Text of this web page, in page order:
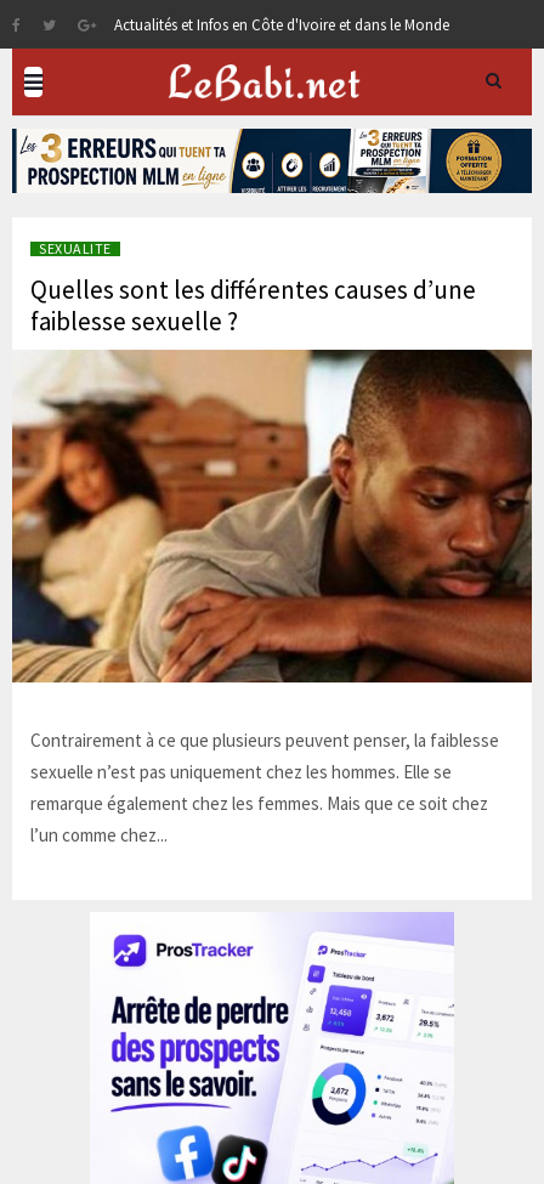
Actualités et Infos en Côte d'Ivoire et dans le Monde
SEXUALITE
Quelles sont les différentes causes d’une
faiblesse sexuelle ?
Contrairement à ce que plusieurs peuvent penser, la faiblesse
sexuelle n’est pas uniquement chez les hommes. Elle se
remarque également chez les femmes. Mais que ce soit chez
l’un comme chez...